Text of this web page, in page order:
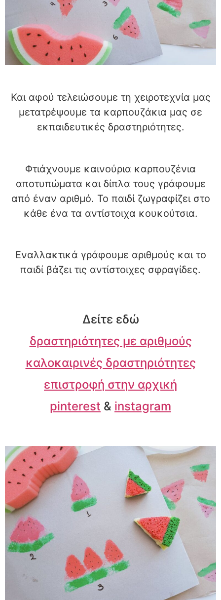
Και αφού τελειώσουμε τη χειροτεχνία μας
μετατρέψουμε τα καρπουζάκια μας σε
εκπαιδευτικές δραστηριότητες.
Φτιάχνουμε καινούρια καρπουζένια
αποτυπώματα και δίπλα τους γράφουμε
από έναν αριθμό. Το παιδί ζωγραφίζει στο
κάθε ένα τα αντίστοιχα κουκούτσια.
Εναλλακτικά γράφουμε αριθμούς και το
παιδί βάζει τις αντίστοιχες σφραγίδες.
Δείτε εδώ
δραστηριότητες με αριθμούς
καλοκαιρινές δραστηριότητες
επιστροφή στην αρχική
pinterest & instagram